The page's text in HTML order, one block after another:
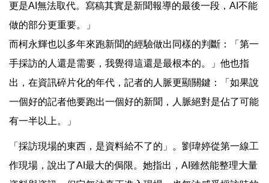
更是AI無法取代。寫稿其實是新聞報導的最後一段，AI不能
做的部分更重要。」
而柯永輝也以多年來跑新聞的經驗做出同樣的判斷：「第一
手採訪的人還是需要，我覺得這還是最根本的。」他也指
出，在資訊碎片化的年代，記者的人脈更顯關鍵：「如果說
一個好的記者他要跑出一個好的新聞，人脈絕對是佔了可能
有一半以上。」
「採訪現場的東西，是資料給不了的」。劉瑋婷從第一線工
作現場，說出了AI最大的侷限。她指出，AI雖然能整理大量